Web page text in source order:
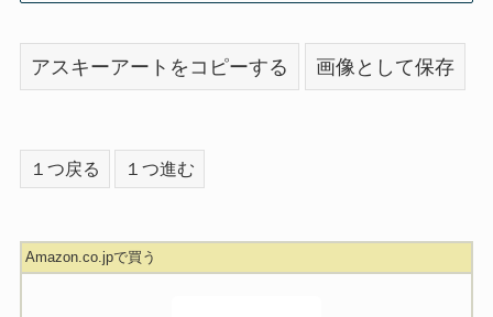
アスキーアートをコピーする 画像として保存
１つ戻る １つ進む
Amazon.co.jpで買う